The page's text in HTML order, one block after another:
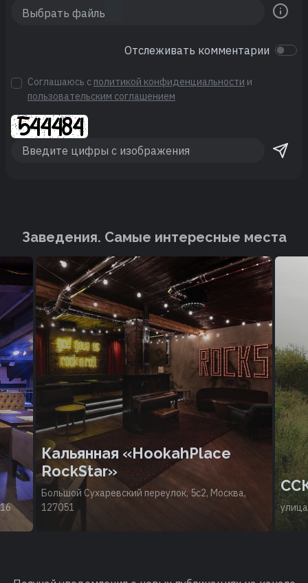
Отслеживать комментарии
Соглашаюсь с политикой конфиденциальности и
пользовательским соглашением
Заведения. Cамые интересные места
Кальянная «HookahPlace
RockStar»
Большой Сухаревский переулок, 5с2, Москва,
127051